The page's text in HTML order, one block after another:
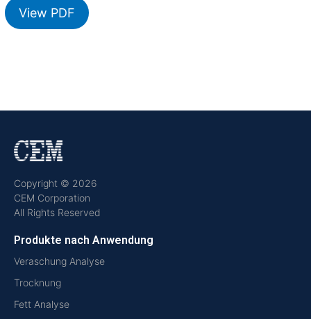
View PDF
Copyright © 2026
CEM Corporation
All Rights Reserved
Produkte nach Anwendung
Veraschung Analyse
Trocknung
Fett Analyse